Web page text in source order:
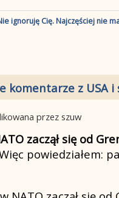
ignoruję Cię. Najczęściej nie
komentarze z
przez szuw
zaczął się od
powiedziałem: